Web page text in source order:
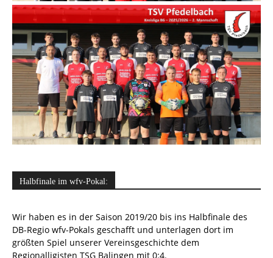
Halbfinale im wfv-Pokal:
Wir haben es in der Saison 2019/20 bis ins Halbfinale des
DB-Regio wfv-Pokals geschafft und unterlagen dort im
größten Spiel unserer Vereinsgeschichte dem
Regionalligisten TSG Balingen mit 0:4.